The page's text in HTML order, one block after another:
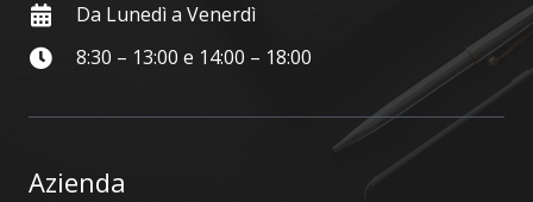
Da Lunedì a Venerdì
8:30 – 13:00 e 14:00 – 18:00
Azienda